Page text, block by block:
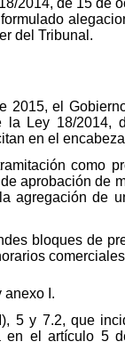
2014, de 15 de
del Tribunal.
2015, el
la Ley 18/2014,
en el
como
aprobación de
agregación de
bloques de
I.
5 y 7.2, que
en el artículo 5